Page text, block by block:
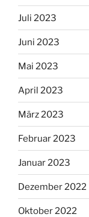
Juli 2023
Juni 2023
Mai 2023
April 2023
März 2023
Februar 2023
Januar 2023
Dezember 2022
Oktober 2022